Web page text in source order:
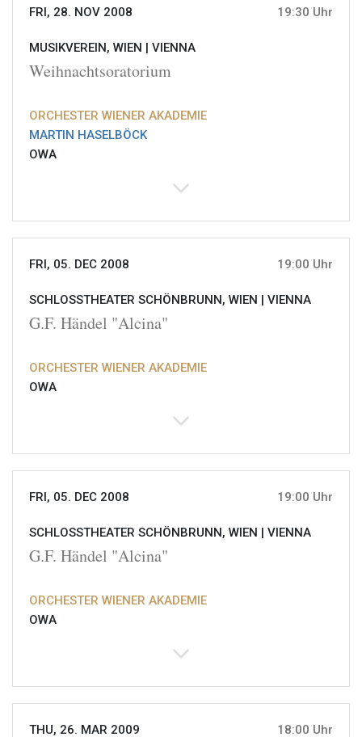
FRI, 28. NOV 2008 19:30 Uhr
MUSIKVEREIN, WIEN | VIENNA
Weihnachtsoratorium
ORCHESTER WIENER AKADEMIE
MARTIN HASELBÖCK
OWA
FRI, 05. DEC 2008 19:00 Uhr
SCHLOSSTHEATER SCHÖNBRUNN, WIEN | VIENNA
G.F. Händel "Alcina"
ORCHESTER WIENER AKADEMIE
OWA
FRI, 05. DEC 2008 19:00 Uhr
SCHLOSSTHEATER SCHÖNBRUNN, WIEN | VIENNA
G.F. Händel "Alcina"
ORCHESTER WIENER AKADEMIE
OWA
THU, 26. MAR 2009 18:00 Uhr